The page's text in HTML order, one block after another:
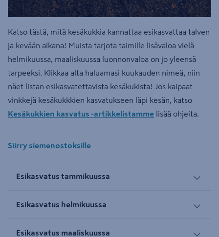
Katso tästä, mitä kesäkukkia kannattaa esikasvattaa talven
ja kevään aikana! Muista tarjota taimille lisävaloa vielä
helmikuussa, maaliskuussa luonnonvaloa on jo yleensä
tarpeeksi. Klikkaa alta haluamasi kuukauden nimeä, niin
näet listan esikasvatettavista kesäkukista! Jos kaipaat
vinkkejä kesäkukkkien kasvatukseen läpi kesän, katso
Kesäkukkien kasvatus -artikkelistamme lisää ohjeita.
Siirry siemenostoksille
Esikasvatus tammikuussa
Esikasvatus helmikuussa
Esikasvatus maaliskuussa